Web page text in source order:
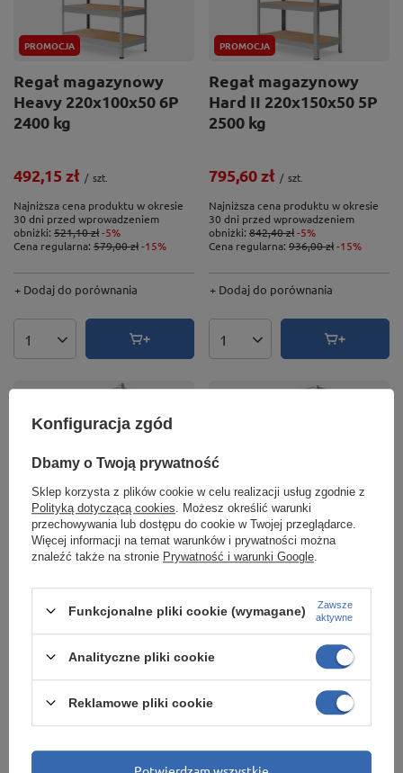
PROMOCJA
Regał magazynowy
Heavy 220x100x50 6P
2400 kg
492,15 zł / szt.
Najniższa cena produktu w okresie
30 dni przed wprowadzeniem
obniżki: 521,10 zł-5%
Cena regularna: 579,00 zł-15%
+ Dodaj do porównania
Ilość produktów
PROMOCJA
Regał magazynowy
Hard II 220x150x50 5P
2500 kg
795,60 zł / szt.
Najniższa cena produktu w okresie
30 dni przed wprowadzeniem
obniżki: 842,40 zł-5%
Cena regularna: 936,00 zł-15%
+ Dodaj do porównania
Ilość produktów
PROMOCJA
2500 kg
1 017,45 zł / szt.
Najniższa cena produktu w okresie
PROMOCJA
Heavy 200x120x45 6P
2400 kg
450,50 zł / szt.
Najniższa cena produktu w okresie
30 dni przed wprowadzeniem
Konfiguracja zgód
Dbamy o Twoją prywatność
Sklep korzysta z plików cookie w celu realizacji usług zgodnie z
Polityką dotyczącą cookies . Możesz określić warunki
przechowywania lub dostępu do cookie w Twojej przeglądarce.
Więcej informacji na temat warunków i prywatności można
znaleźć także na stronie Prywatność i warunki Google
Funkcjonalne pliki cookie (wymagane)
Zawsze
aktywne
Analityczne pliki cookie
Reklamowe pliki cookie